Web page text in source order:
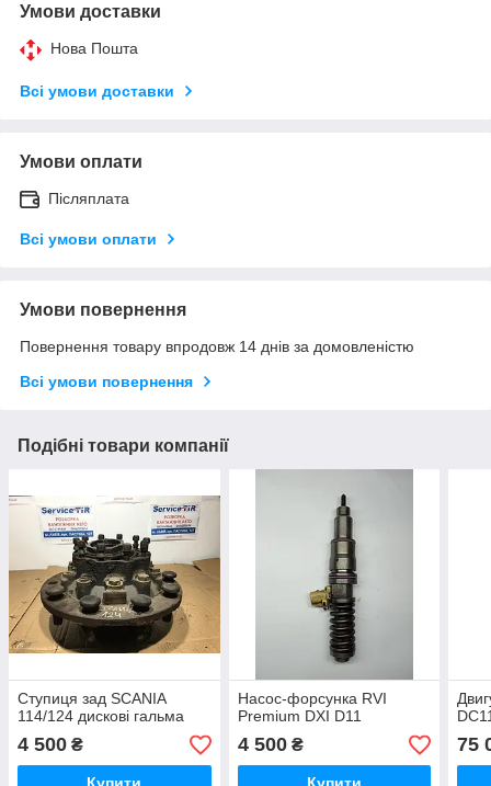
Умови доставки
Нова Пошта
Всі умови доставки
Умови оплати
Післяплата
Всі умови оплати
Умови повернення
Повернення товару впродовж 14 днів за домовленістю
Всі умови повернення
Подібні товари компанії
Ступиця зад SCANIA
114/124 дискові гальма
4 500 ₴
Насос-форсунка RVI
Premium DXI D11
4 500₴ 75